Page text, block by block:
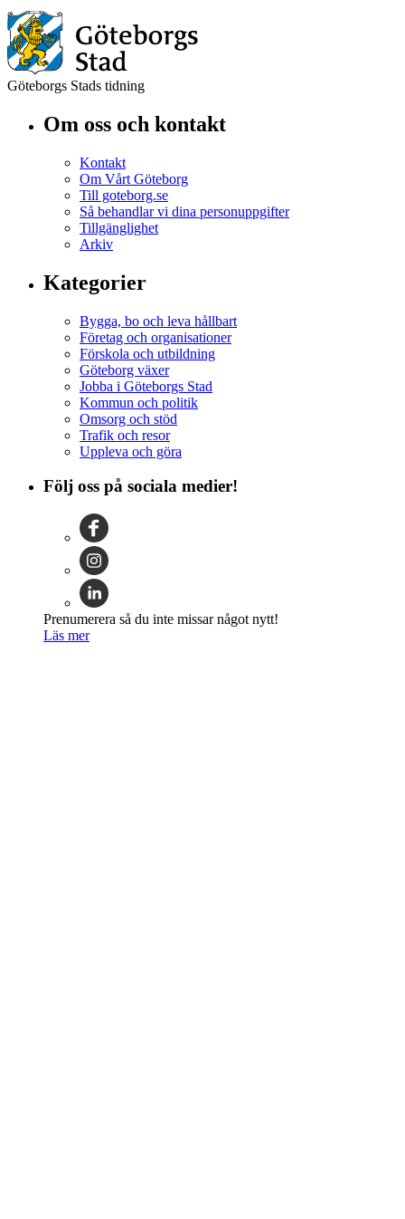
Göteborgs Stads tidning
Om oss och kontakt
Kontakt
Om Vårt Göteborg
Till goteborg.se
Så behandlar vi dina personuppgifter
Tillgänglighet
Arkiv
Kategorier
Bygga, bo och leva hållbart
Företag och organisationer
Förskola och utbildning
Göteborg växer
Jobba i Göteborgs Stad
Kommun och politik
Omsorg och stöd
Trafik och resor
Uppleva och göra
Följ oss på sociala medier!
Prenumerera så du inte missar något nytt!
Läs mer